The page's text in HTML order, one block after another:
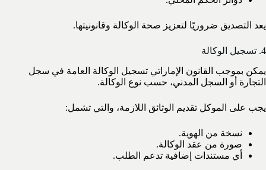
يعد التصديق ضروريًا لتعزيز صحة الوكالة وقانونيتها.
4. تسجيل الوكالة
يمكن بموجب القانون الإماراتي تسجيل الوكالة العامة في سجل
التجارة أو السجل المدني، حسب نوع الوكالة.
يجب على الموكل تقديم الوثائق اللازمة، والتي تشمل:
نسخة من الهوية.
صورة من عقد الوكالة.
أي مستندات إضافية تدعم الطلب.